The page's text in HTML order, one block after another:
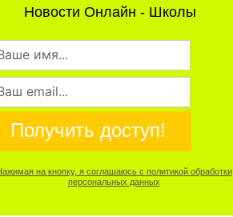
Новости Онлайн - Школы
Получить доступ!
на кнопку, я соглашаюсь с политикой обработки
персональных данных